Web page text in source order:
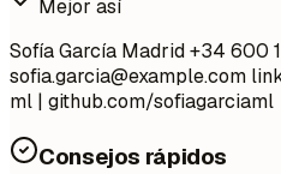
Mejor así
Sofía García Madrid +34 600
sofia.garcia@example.com
ml | github.com/sofiagarciaml
Consejos rápidos